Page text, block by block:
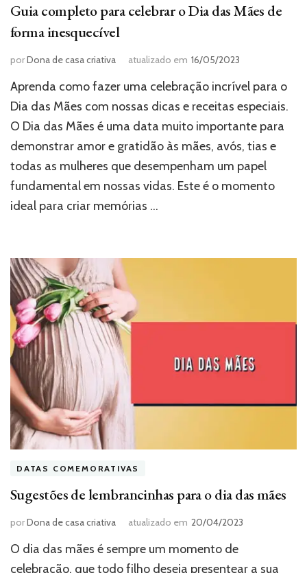
Guia completo para celebrar o Dia das Mães de
forma inesquecível
porDona de casa criativa atualizado em 16/05/2023
Aprenda como fazer uma celebração incrível para o
Dia das Mães com nossas dicas e receitas especiais.
O Dia das Mães é uma data muito importante para
demonstrar amor e gratidão às mães, avós, tias e
todas as mulheres que desempenham um papel
fundamental em nossas vidas. Este é o momento
ideal para criar memórias …
DATAS COMEMORATIVAS
Sugestões de lembrancinhas para o dia das mães
porDona de casa criativa atualizado em 20/04/2023
O dia das mães é sempre um momento de
celebração, que todo filho deseja presentear a sua